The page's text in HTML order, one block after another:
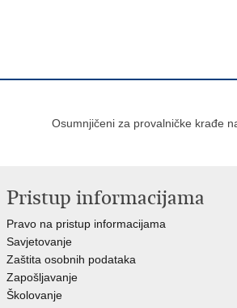
Osumnjičeni za provalničke krađe
Pristup informacijama
Pravo na pristup informacijama
Savjetovanje
Zaštita osobnih podataka
Zapošljavanje
Školovanje